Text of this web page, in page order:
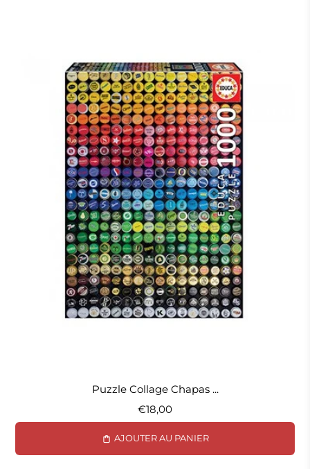
Puzzle Collage Chapas ...
€18,00
AJOUTER AU PANIER